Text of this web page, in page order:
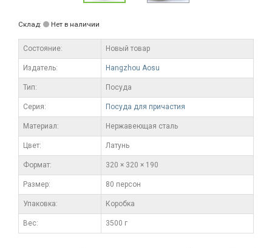
Склад: Нет в наличии
Состояние: Новый товар
Издатель: Hangzhou Aosu
Тип: Посуда
Серия: Посуда для причастия
Материал: Нержавеющая сталь
Цвет: Латунь
Формат: 320 × 320 × 190
Размер: 80 персон
Упаковка: Коробка
Вес: 3500 г